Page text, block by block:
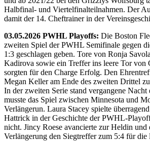
Halbfinal- und Viertelfinalteilnahmen. Der
damit der 14. Cheftrainer in der
03.05.2026 PWHL Playoffs: Die Boston
zweiten Spiel der PWHL Semifinale gegen
1:3 geschlagen geben. Tore von Ronja
Kadirova sowie ein Treffer ins leere Tor von
sorgten für den Charge Erfolg. Den
Megan Keller am Ende des zweiten Drittel
In der zweiten Serie stand vergangene Nacht
musste das Spiel zwischen Minnesota und
Verlängerun. Laura Stacey spielte
Hattrick in der Geschichte der PWHL-
nicht. Jincy Roese avancierte zur Heldin und
Verlängerung den Siegtreffer zum 5:4 für die